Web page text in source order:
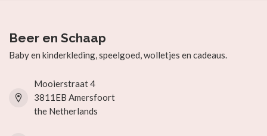
Beer en Schaap
Baby en kinderkleding, speelgoed, wolletjes en cadeaus.
Mooierstraat 4
3811EB Amersfoort
the Netherlands